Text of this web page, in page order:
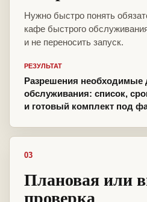
Нужно быстро понять
кафе быстрого
и не переносить запуск.
РЕЗУЛЬТАТ
Разрешения необходимые
обслуживания: список,
и готовый комплект под
03
Плановая или